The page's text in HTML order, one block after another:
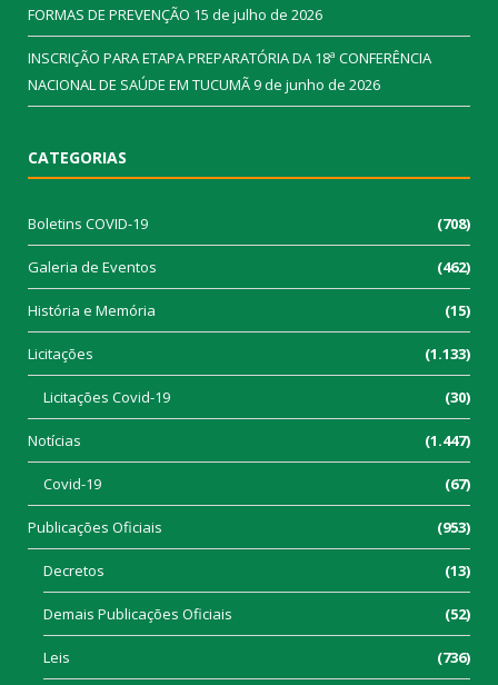
FORMAS DE PREVENÇÃO 15 de julho de 2026
INSCRIÇÃO PARA ETAPA PREPARATÓRIA DA 18ª CONFERÊNCIA
NACIONAL DE SAÚDE EM TUCUMÃ9 de junho de 2026
CATEGORIAS
Boletins COVID-19 (708)
Galeria de Eventos (462)
História e Memória (15)
Licitações (1.133)
Licitações Covid-19 (30)
Notícias (1.447)
Covid-19 (67)
Publicações Oficiais (953)
Decretos (13)
Demais Publicações Oficiais (52)
Leis (736)